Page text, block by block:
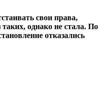
свои права,
однако не стала. По
отказались